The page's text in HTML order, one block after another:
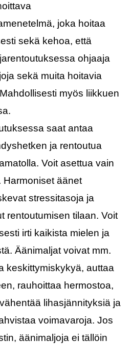
joka hoitaa
sekä kehoa, että
ohjaaja
sekä muita hoitavia
myös liikkuen
saat antaa
ja rentoutua
Voit asettua vain
Harmoniset äänet
stressitasoja ja
rentoutumisen tilaan. Voit
irti kaikista mielen ja
Äänimaljat voivat mm.
keskittymiskykyä, auttaa
rauhoittaa hermostoa,
lihasjännityksiä ja
voimavaroja. Jos
äänimaljoja ei tällöin